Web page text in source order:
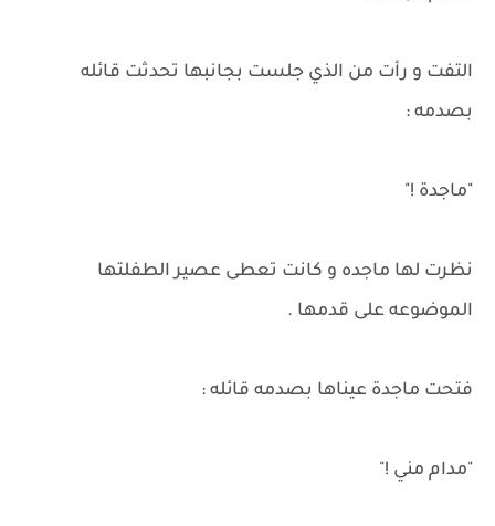
التفت و رأت من الذي جلست بجانبها تحدثت قائله
بصدمه :
"ماجدة !"
نظرت لها ماجده و كانت تعطى عصير الطفلتها
الموضوعه على قدمها .
فتحت ماجدة عيناها بصدمه قائله :
"مدام مني !"